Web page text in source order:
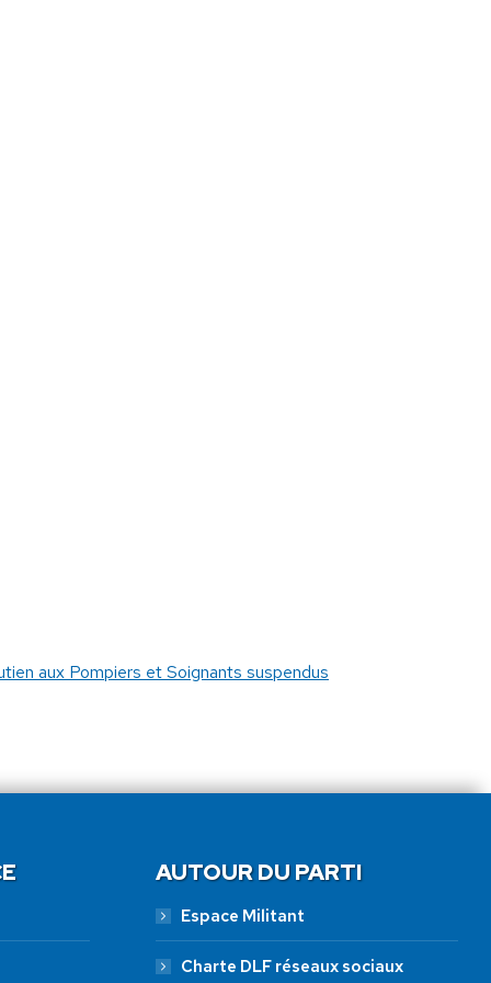
aux Pompiers et Soignants suspendus
AUTOUR DU PARTI
Espace Militant
Charte DLF réseaux sociaux